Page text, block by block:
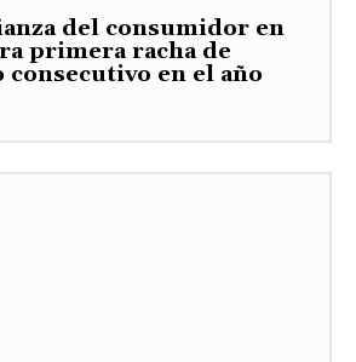
del consumidor en
primera racha de
en el año